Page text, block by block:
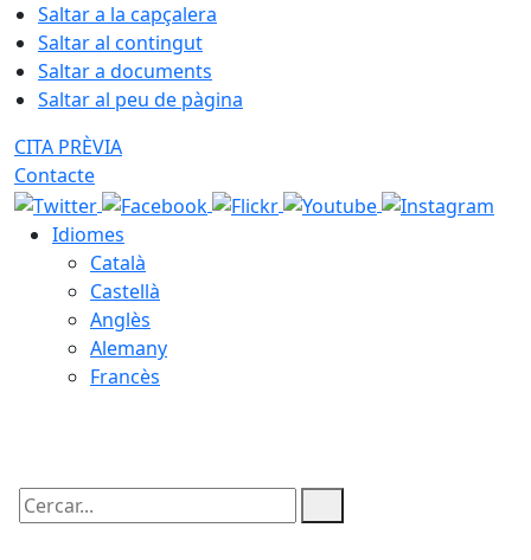
Saltar a la capçalera
Saltar al contingut
Saltar a documents
Saltar al peu de pàgina
CITA PRÈVIA
Contacte
Idiomes
Català
Castellà
Anglès
Alemany
Francès
Cercar: